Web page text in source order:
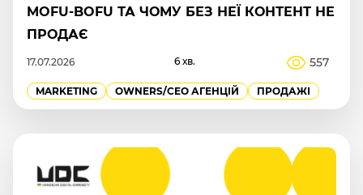
MOFU-BOFU ТА ЧОМУ БЕЗ НЕЇ КОНТЕНТ НЕ
ПРОДАЄ
17.07.2026 6 хв. 557
MARKETING OWNERS/СEO АГЕНЦІЙ ПРОДАЖІ